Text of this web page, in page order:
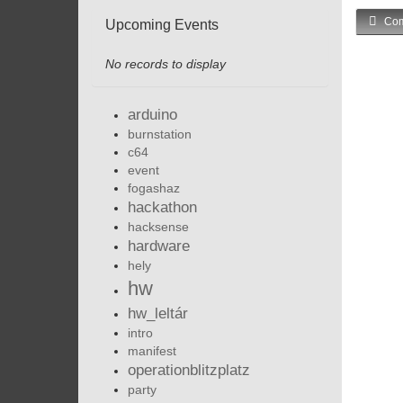
Upcoming Events
No records to display
arduino
burnstation
c64
event
fogashaz
hackathon
hacksense
hardware
hely
hw
hw_leltár
intro
manifest
operationblitzplatz
party